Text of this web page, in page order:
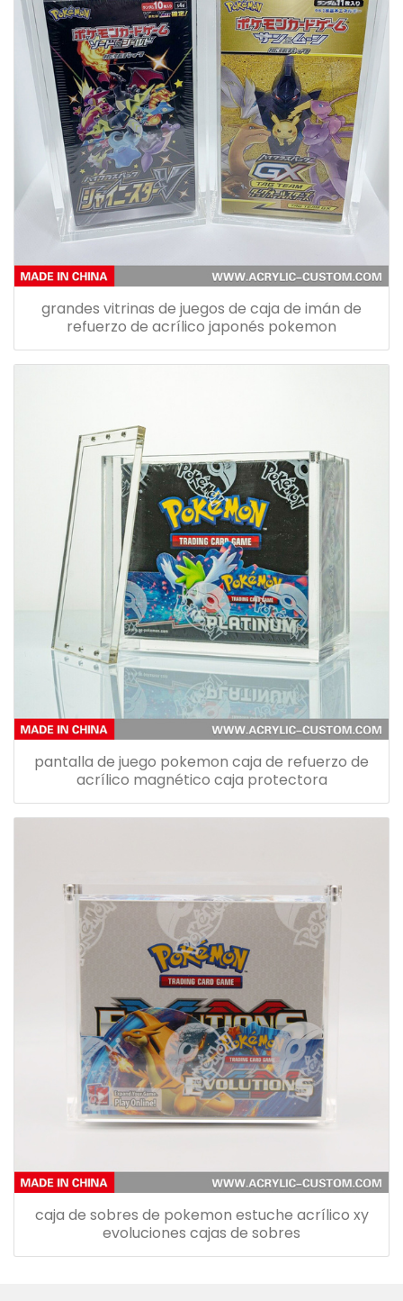
grandes vitrinas de juegos de caja de imán de
refuerzo de acrílico japonés pokemon
pantalla de juego pokemon caja de refuerzo de
acrílico magnético caja protectora
caja de sobres de pokemon estuche acrílico xy
evoluciones cajas de sobres